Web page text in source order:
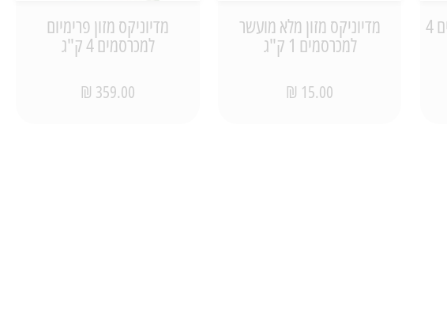
מדיוניקס מזון מלא למכרסמים 4 מדיוניקס מזון מלא מועשר
למכרסמים 1 ק"ג
15.00 ₪
מדיוניקס מזון פרימיום
למכרסמים 4 ק"ג
359.00 ₪